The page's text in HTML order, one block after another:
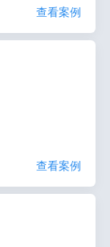
查看案例
查看案例